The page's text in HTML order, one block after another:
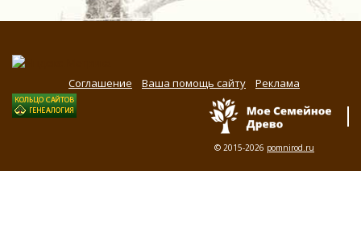
Соглашение Ваша помощь сайту Реклама
© 2015-2026 pomnirod.ru